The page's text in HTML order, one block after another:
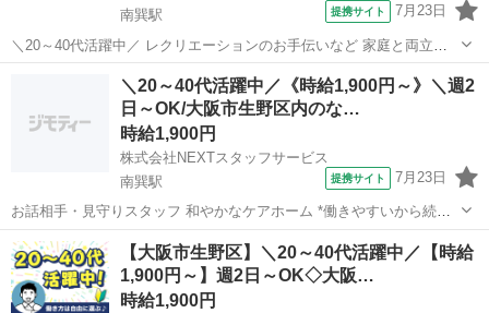
南巽駅
提携サイト 7月23日
＼20～40代活躍中／ レクリエーションのお手伝いなど 家庭と両立で
きる生野区の新設施設 ╭━━━━━━━━━━━━━╮ *ブランク
OK&子育て世代歓迎* 笑顔あふれる明るい施設でお仕事しませんか?
介護
＼20～40代活躍中／《時給1,900円～》＼週2
日～OK/大阪市生野区内のな…
時給1,900円
株式会社NEXTスタッフサービス
南巽駅
提携サイト 7月23日
お話相手・見守りスタッフ 和やかなケアホーム *働きやすいから続け
られる!介護ワーク* *履歴書・来社不要でらくらくお仕事探し★* *「お
かえりなさい」と迎えてくれる温かい雰囲気の職場で、一緒に働きま
せんか?* 【働き...
大阪 南巽駅 その他
【大阪市生野区】＼20～40代活躍中／【時給
1,900円～】週2日～OK◇大阪…
時給1,900円